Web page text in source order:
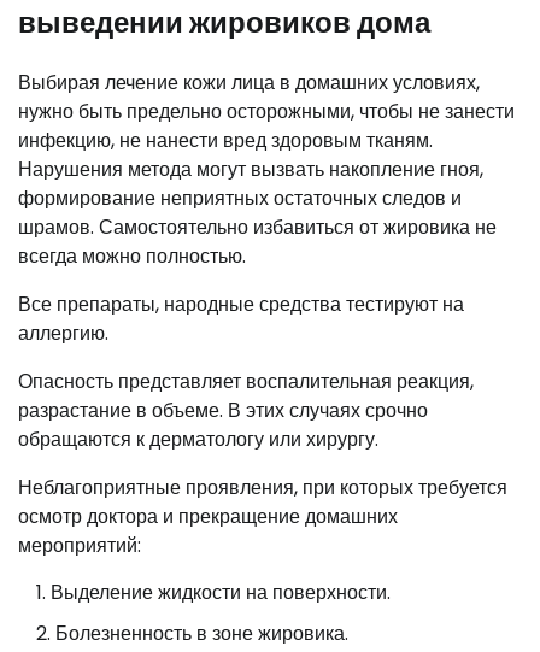
выведении жировиков дома
Выбирая лечение кожи лица в домашних условиях,
нужно быть предельно осторожными, чтобы не занести
инфекцию, не нанести вред здоровым тканям.
Нарушения метода могут вызвать накопление гноя,
формирование неприятных остаточных следов и
шрамов. Самостоятельно избавиться от жировика не
всегда можно полностью.
Все препараты, народные средства тестируют на
аллергию.
Опасность представляет воспалительная реакция,
разрастание в объеме. В этих случаях срочно
обращаются к дерматологу или хирургу.
Неблагоприятные проявления, при которых требуется
осмотр доктора и прекращение домашних
мероприятий:
Выделение жидкости на поверхности.
Болезненность в зоне жировика.